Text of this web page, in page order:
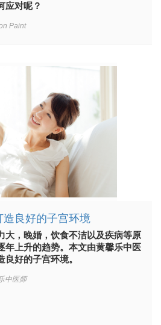
应对呢？
Paint
良好的子宫环境
大，晚婚，饮食不洁以及疾病等原
年上升的趋势。本文由黄馨乐中医
好的子宫环境。
中医师